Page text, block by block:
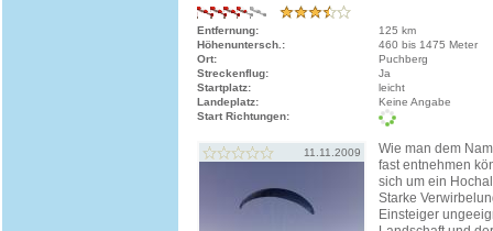
Entfernung:
125 km
Höhenuntersch.:
460 bis 1475 Meter
Ort:
Puchberg
Streckenflug:
Ja
Startplatz:
leicht
Landeplatz:
Keine Angabe
Start Richtungen:
11.11.2009
Wie man dem
fast entnehmen
sich um ein
Starke
Einsteiger